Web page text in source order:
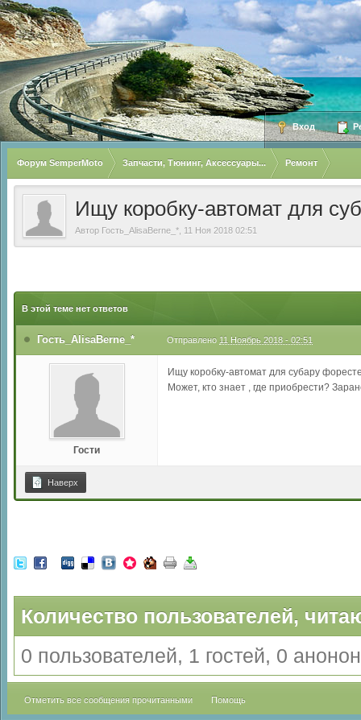
Вход
Форум SemperMoto Запчасти, Тюнинг, Аксессуары... Ремонт
Ищу коробку-автомат для
Автор Гость_AlisaBerne_*, 11 Ноя 2018 02:51
В этой теме нет ответов
Гость_AlisaBerne_* Отправлено 11 Ноябрь 2018 - 02:51
Гости
Ищу коробку-автомат для субару
Может, кто знает , где приобрести?
Наверх
Количество пользователей,
0 пользователей, 1 гостей, 0
Отметить все сообщения прочитанными Помощь